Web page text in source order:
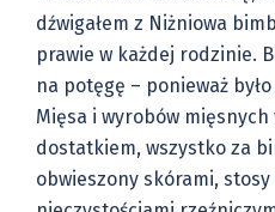
dźwigałem z Niżniowa
prawie w każdej rodzinie.
na potęgę – ponieważ
Mięsa i wyrobów mięsnych
dostatkiem, wszystko za
obwieszony skórami,